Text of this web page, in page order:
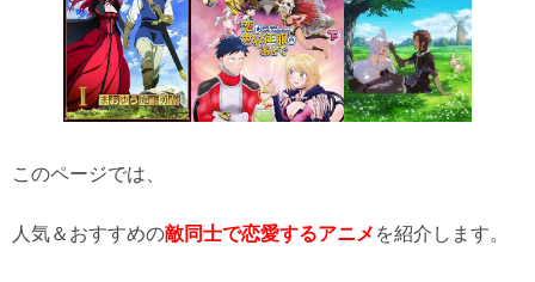
このページでは、
人気＆おすすめの敵同士で恋愛するアニメ を紹介します。